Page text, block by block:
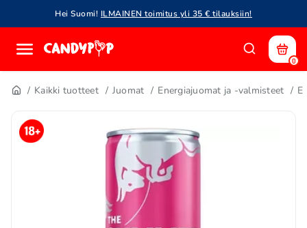
Hei Suomi! ILMAINEN toimitus yli 35 € tilauksiin!
0
Kaikki tuotteet Juomat Energiajuomat ja -valmisteet